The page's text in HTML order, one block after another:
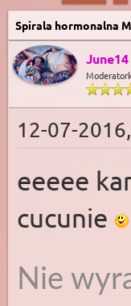
Spirala hormonalna
June14
12-07-
eeeee
cucunie
Nie